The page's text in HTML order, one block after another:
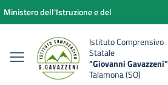
Vai ai contenuti
Vai al menu di navigazione
Vai al footer
Ministero dell'Istruzione e del
Istituto Comprensivo
Statale
"Giovanni Gavazzeni"
Talamona (SO)